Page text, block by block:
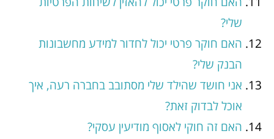
שלי?
האם חוקר פרטי יכול לחדור למידע מחשבונות
הבנק שלי?
אני חושד שהילד שלי מסתובב בחברה רעה, איך
אוכל לבדוק זאת?
האם זה חוקי לאסוף מודיעין עסקי?